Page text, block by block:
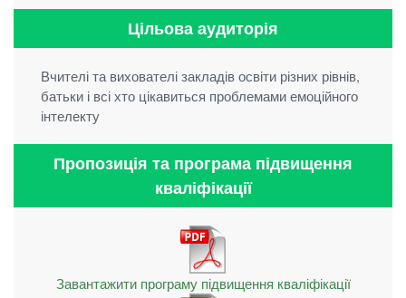
Цільова аудиторія
Вчителі та вихователі закладів освіти різних рівнів,
батьки і всі хто цікавиться проблемами емоційного
інтелекту
Пропозиція та програма підвищення
кваліфікації
Завантажити програму підвищення кваліфікації